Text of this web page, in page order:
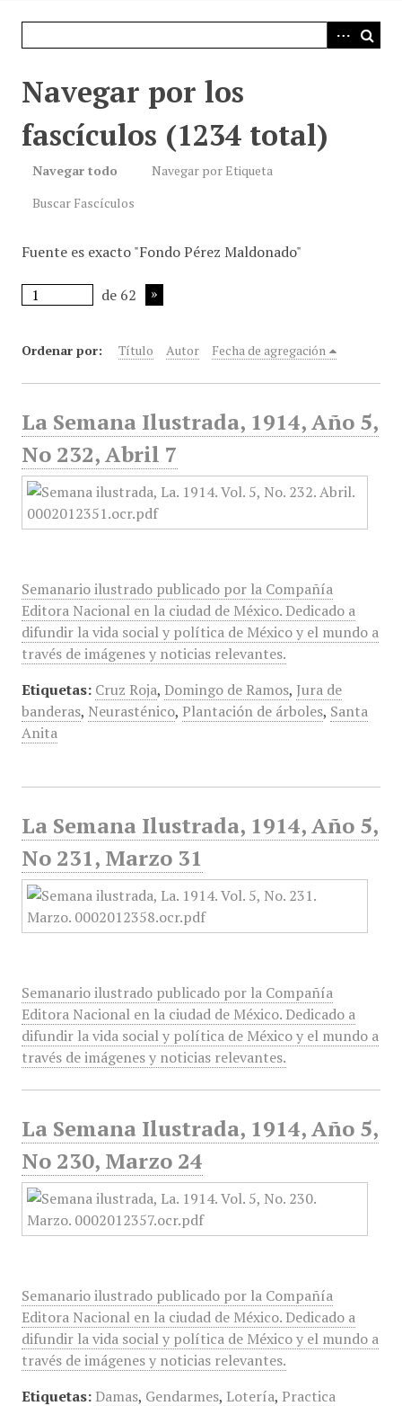
Navegar por los
fascículos (1234 total)
Navegar todo
Navegar por Etiqueta
Buscar Fascículos
Fuente es exacto "Fondo Pérez Maldonado"
de 62
Ordenar por: Título Autor Fecha de agregación
La Semana Ilustrada, 1914, Año 5,
No 232, Abril 7
Semanario ilustrado publicado por la Compañía
Editora Nacional en la ciudad de México. Dedicado a
difundir la vida social y política de México y el mundo a
través de imágenes y noticias relevantes.
Etiquetas: Cruz Roja, Domingo de Ramos, Jura de
banderas, Neurasténico, Plantación de árboles, Santa
Anita
La Semana Ilustrada, 1914, Año 5,
No 231, Marzo 31
Semanario ilustrado publicado por la Compañía
Editora Nacional en la ciudad de México. Dedicado a
difundir la vida social y política de México y el mundo a
través de imágenes y noticias relevantes.
La Semana Ilustrada, 1914, Año 5,
No 230, Marzo 24
Semanario ilustrado publicado por la Compañía
Editora Nacional en la ciudad de México. Dedicado a
difundir la vida social y política de México y el mundo a
través de imágenes y noticias relevantes.
Etiquetas: Damas, Gendarmes, Lotería, Practica